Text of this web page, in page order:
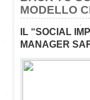
MODELLO
IL “SOCIAL
MANAGER